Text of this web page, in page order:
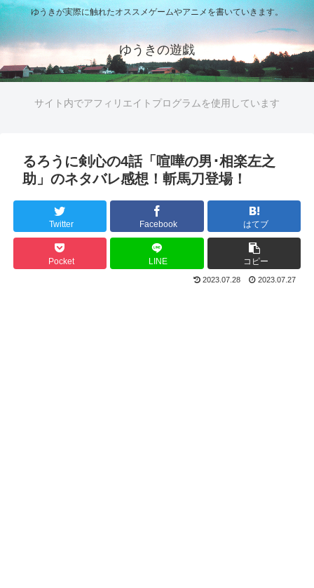
ゆうきが実際に触れたオススメゲームやアニメを書いていきます。
ゆうきの遊戯
サイト内でアフィリエイトプログラムを使用しています
るろうに剣心の4話「喧嘩の男･相楽左之
助」のネタバレ感想！斬馬刀登場！
Twitter Facebook はてブ
Pocket LINE コピー
2023.07.28 2023.07.27